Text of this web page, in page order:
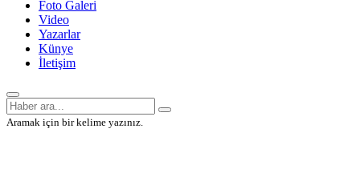
Foto Galeri
Video
Yazarlar
Künye
İletişim
Aramak için bir kelime yazınız.